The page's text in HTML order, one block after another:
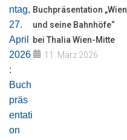
Buchpräsentation „Wien
und seine Bahnhöfe“
bei Thalia Wien-Mitte
11. März 2026